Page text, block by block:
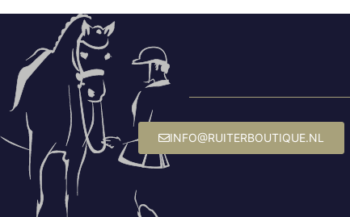
INFO@RUITERBOUTIQUE.NL